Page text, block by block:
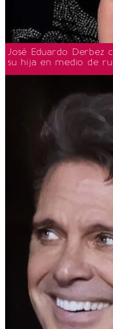
José Eduardo Derbez
su hija en medio de